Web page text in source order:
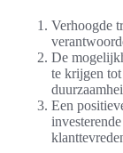
Verhoogde
De
te krijgen
Een